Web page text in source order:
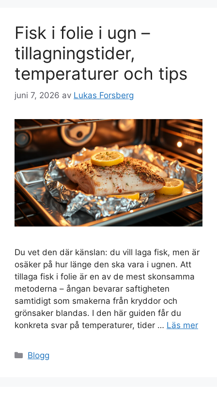
Fisk i folie i ugn –
tillagningstider,
temperaturer och tips
juni 7, 2026 av Lukas Forsberg
Du vet den där känslan: du vill laga fisk, men är
osäker på hur länge den ska vara i ugnen. Att
tillaga fisk i folie är en av de mest skonsamma
metoderna – ångan bevarar saftigheten
samtidigt som smakerna från kryddor och
grönsaker blandas. I den här guiden får du
konkreta svar på temperaturer, tider … Läs mer
Kategorier
Blogg